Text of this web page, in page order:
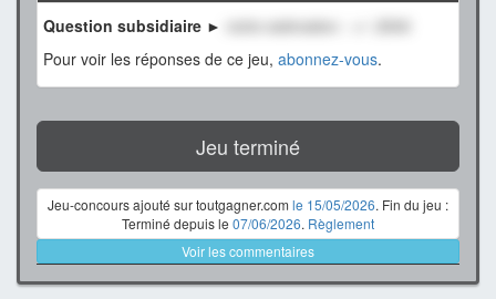
Question subsidiaire ►
notre estimation : +/- 2500
Pour voir les réponses de ce jeu, abonnez-vous.
Jeu terminé
Jeu-concours ajouté sur toutgagner.com le 15/05/2026. Fin du jeu :
Terminé depuis le 07/06/2026. Règlement
Voir les commentaires